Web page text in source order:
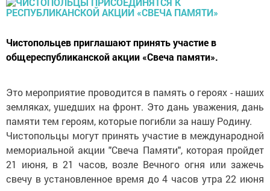
Чистопольцев приглашают принять участие в
общереспубликанской акции «Свеча памяти».
Это мероприятие проводится в память о героях - наших
земляках, ушедших на фронт. Это дань уважения, дань
памяти тем героям, которые погибли за нашу Родину.
Чистопольцы могут принять участие в международной
мемориальной акции "Свеча Памяти", которая пройдет
21 июня, в 21 часов, возле Вечного огня или зажечь
свечу в установленное время до 4 часов утра 22 июня